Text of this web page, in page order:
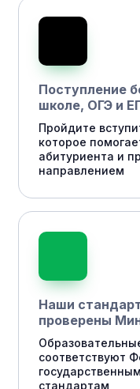
Поступление
школе, ОГЭ и
Пройдите
которое
абитуриента и
направлением
Наши
проверены
соответствуют
стандартам